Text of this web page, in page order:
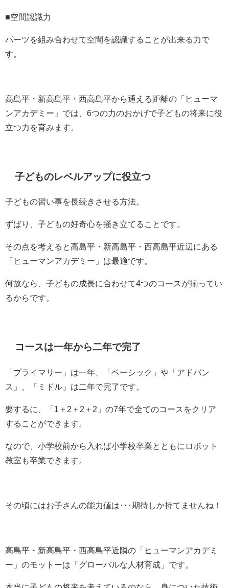
■空間認識力
パーツを組み合わせて空間を認識することが出来る力で
す。
高島平・新高島平・西高島平から通える距離の「ヒューマ
ンアカデミー」では、6つの力のおかげで子どもの将来に役
立つ力を育みます。
子どものレベルアップに役立つ
子どもの習い事を長続きさせる方法。
ずばり、子どもの好奇心を掻き立てることです。
その点を考えると高島平・新高島平・西高島平近辺にある
「ヒューマンアカデミー」は最適です。
何故なら、子どもの成長に合わせて4つのコースが揃ってい
るからです。
コースは一年から二年で完了
「プライマリー」は一年、「ベーシック」や「アドバン
ス」、「ミドル」は二年で完了です。
要するに、「1＋2＋2＋2」の7年で全てのコースをクリア
することができます。
なので、小学校前から入れば小学校卒業とともにロボット
教室も卒業できます。
その頃にはお子さんの能力値は･･･期待しか持てませんね！
高島平・新高島平・西高島平近隣の「ヒューマンアカデミ
ー」のモットーは「グローバルな人材育成」です。